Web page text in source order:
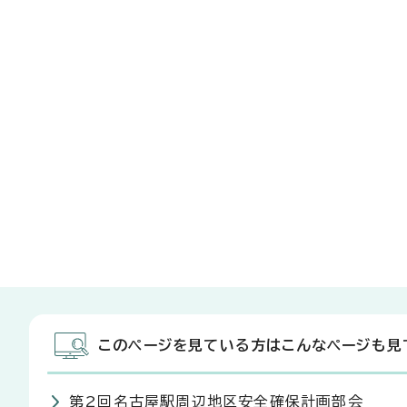
このページを見ている方はこんなページも見
第2回名古屋駅周辺地区安全確保計画部会